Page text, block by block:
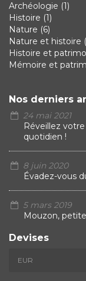
Archéologie (1)
Histoire (1)
Nature (6)
Nature et histoire
Histoire et
Mémoire et
Nos derniers
24 mai 2021
Réveillez
quotidien !
8 juin 2020
Évadez-vous
5 mars 2019
Mouzon,
Devises